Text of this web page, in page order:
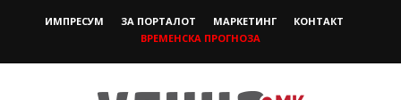
ИМПРЕСУМ ЗА ПОРТАЛОТ МАРКЕТИНГ
КОНТАКТ
ВРЕМЕНСКА ПРОГНОЗА